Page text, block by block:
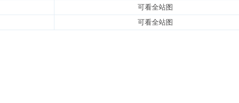
可看全站图
可看全站图